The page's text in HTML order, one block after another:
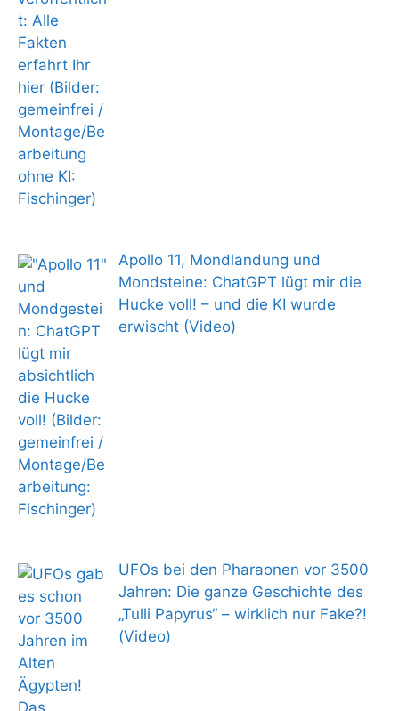
Apollo 11, Mondlandung und
Mondsteine: ChatGPT lügt mir die
Hucke voll! – und die KI wurde
erwischt (Video)
UFOs bei den Pharaonen vor 3500
Jahren: Die ganze Geschichte des
„Tulli Papyrus“ – wirklich nur Fake?!
(Video)